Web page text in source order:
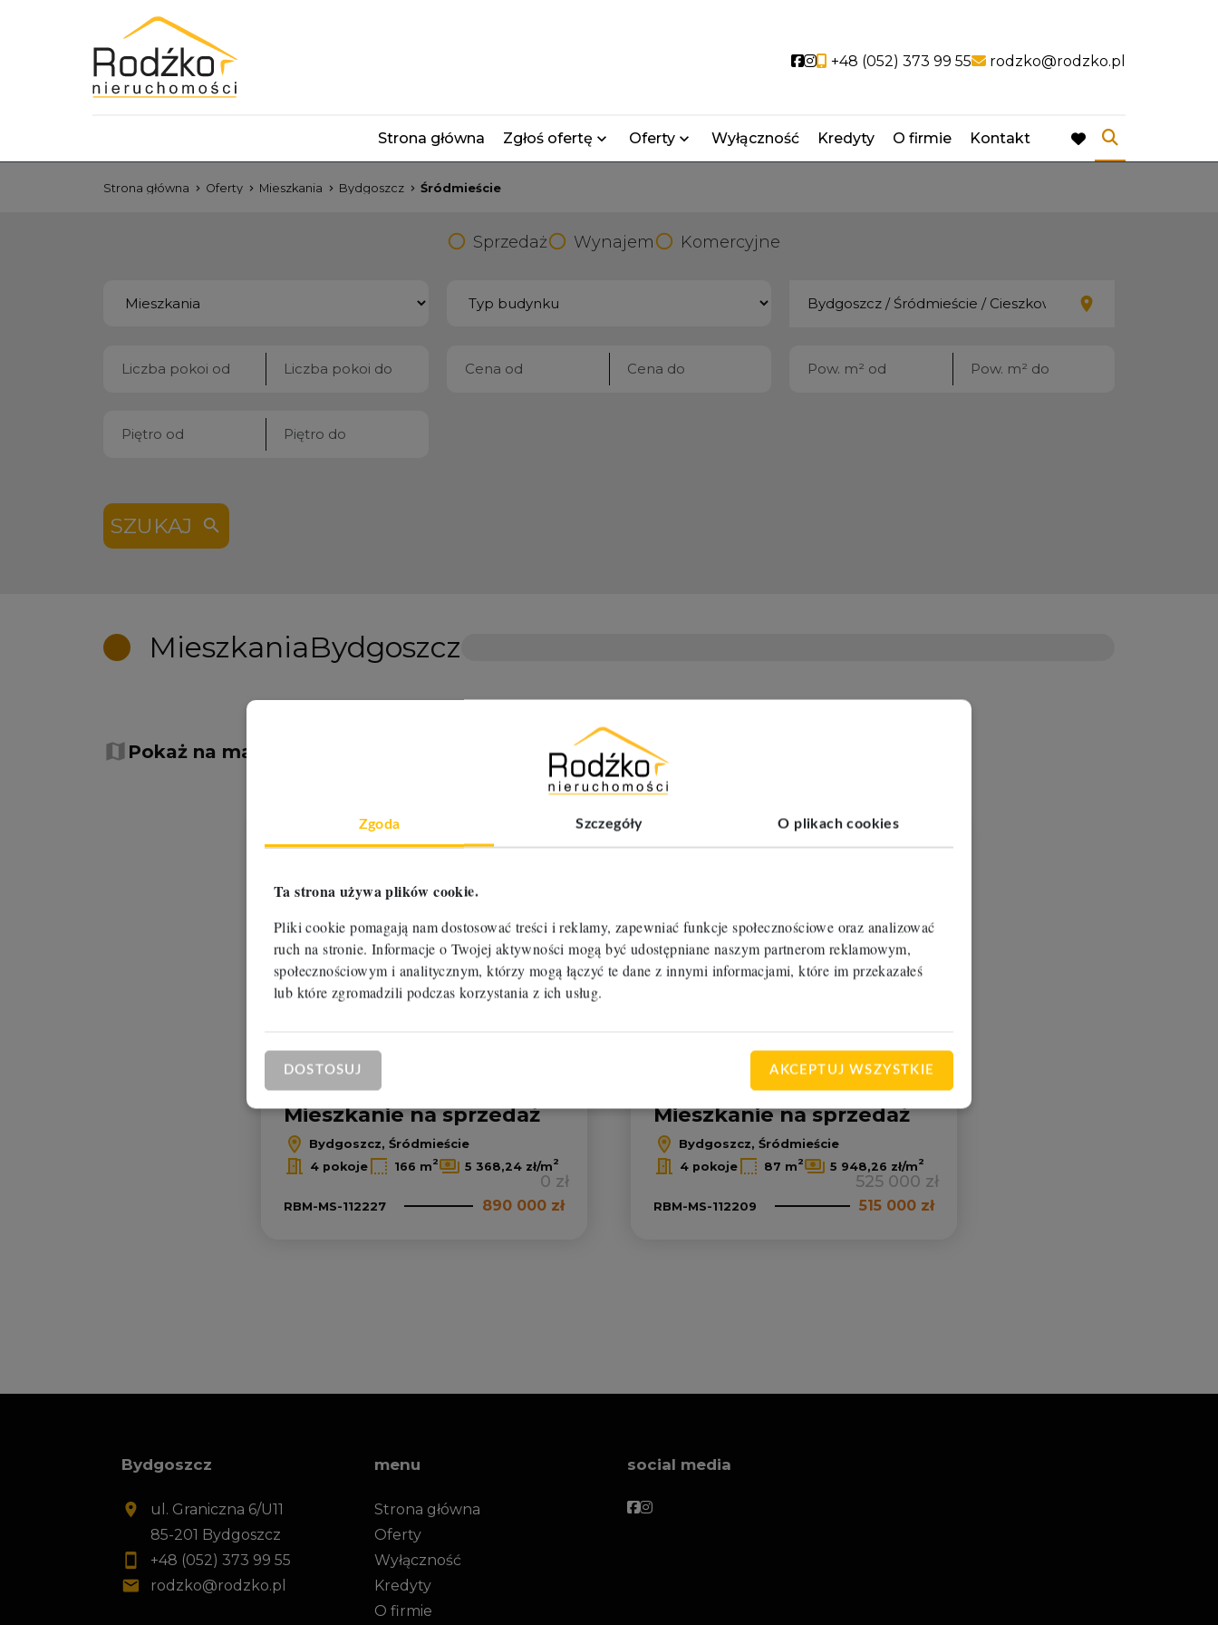
Zgoda Szczegóły O plikach cookies
Ta strona używa plików cookie.
Pliki cookie pomagają nam dostosować treści i reklamy, zapewniać funkcje społecznościowe oraz analizować
ruch na stronie. Informacje o Twojej aktywności mogą być udostępniane naszym partnerom reklamowym,
społecznościowym i analitycznym, którzy mogą łączyć te dane z innymi informacjami, które im przekazałeś
lub które zgromadzili podczas korzystania z ich usług.
DOSTOSUJ AKCEPTUJ WSZYSTKIE
Social link
Social link
+48 (052) 373 99 55 rodzko@rodzko.pl
Strona główna Zgłoś ofertę Oferty Wyłączność Kredyty O firmie Kontakt
favorite
Strona główna Oferty Mieszkania Bydgoszcz Śródmieście
Sprzedaż Wynajem Komercyjne
SZUKAJ
MieszkaniaBydgoszcz
−
Pokaż na mapie
Mieszkanie na sprzedaż
Bydgoszcz, Śródmieście
4 pokoje 166 m2 5 368,24 zł/m2
0 zł
RBM-MS-112227 890 000 zł
Oferta na wyłączność cena
Mieszkanie na sprzedaż
Bydgoszcz, Śródmieście
4 pokoje 87 m2 5 948,26 zł/m2
525 000 zł
RBM-MS-112209 515 000 zł
Bydgoszcz
ul. Graniczna 6/U11
85-201 Bydgoszcz
+48 (052) 373 99 55
rodzko@rodzko.pl
menu
Strona główna
Oferty
Wyłączność
Kredyty
O firmie
social media
Facebook
Facebook